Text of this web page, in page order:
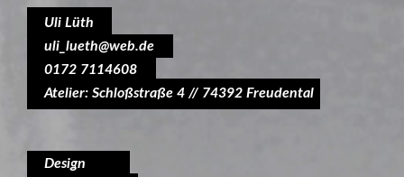
Uli Lüth
uli_lueth@web.de
0172 7114608
Atelier: Schloßstraße 4 // 74392 Freudental
Design